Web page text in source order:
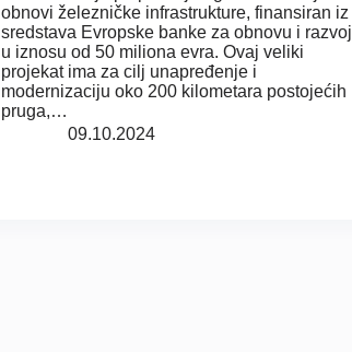
obnovi železničke infrastrukture, finansiran iz
sredstava Evropske banke za obnovu i razvoj
u iznosu od 50 miliona evra. Ovaj veliki
projekat ima za cilj unapređenje i
modernizaciju oko 200 kilometara postojećih
pruga,…
09.10.2024